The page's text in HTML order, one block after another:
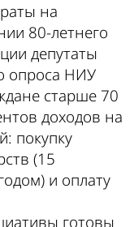
на
80-летнего
депутаты
опроса НИУ
старше 70
доходов на
покупку
(15
и оплату
готовы